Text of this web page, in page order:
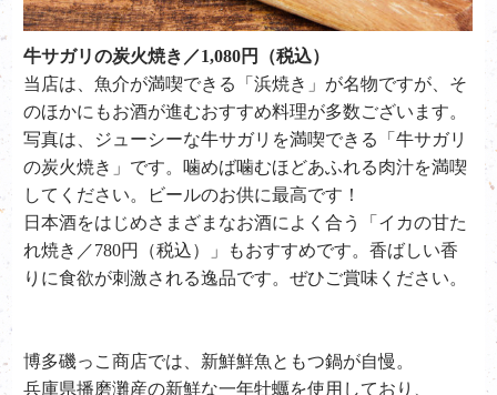
牛サガリの炭火焼き／1,080円（税込）
当店は、魚介が満喫できる「浜焼き」が名物ですが、そ
のほかにもお酒が進むおすすめ料理が多数ございます。
写真は、ジューシーな牛サガリを満喫できる「牛サガリ
の炭火焼き」です。噛めば噛むほどあふれる肉汁を満喫
してください。ビールのお供に最高です！
日本酒をはじめさまざまなお酒によく合う「イカの甘た
れ焼き／780円（税込）」もおすすめです。香ばしい香
りに食欲が刺激される逸品です。ぜひご賞味ください。
博多磯っこ商店では、新鮮鮮魚ともつ鍋が自慢。
兵庫県播磨灘産の新鮮な一年牡蠣を使用しており、